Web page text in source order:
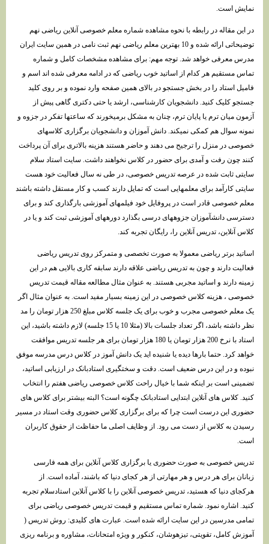
نمایش است.
در این مقاله در رابطه با نحوه مشاهده شماره معلم خصوصی آنلاین ریاضی نهم
توضیحاتی ارائه شده و 10 بهترین معلم ریاضی نهم ثبت نامی در همین سایت ایران
مدرس معرفی خواهد شد. توجه مهم: برای مشاهده مشخصات کامل و شماره
تماس مستقیم هر کدام از اساتید خوب ریاضی که در ادامه معرفی شده اند اسم و
فامیل استاد را در بخش جستجو در بالای همین صفحه وارد نموده و بر روی کلید
جستجو کلیک کنید. دانشجویان کارشناسی، ارشد یا حتی دکتری گاهی پیش از
آزمون میان ترم یا پایان ترم، چنان به مشکل برمیخورند که ساعتها تفکر در جزوه و
نمونه سوال هم کمکی نمیکند. دانش آموزان و دانشجویان برگزاری کلاسهای
خصوصی در منزل را ترجیح می دهند و حاضر هستند هزینه بالاتری برای آن پرداخت
کنند چون رفت و آمدی برای حضور در کلاس نخواهند داشت. سایت استاد سلام
سایتی ثابت شده در عرصه تدریس خصوصی، در طی نه سال فعالیت خود هست
سایتی کارآمد برای معلمهایی است که تمایل دارند کسب و کار مستقل داشته باشند
معلم خصوصی قادر است در پروفایل خود فیلمهای آموزشی بارگذاری کند و برای
دسترسی دانشآموزان جزوههای درسی بگذارد دورههای آموزشی ثبت کند و یا در
کلاس آنلاین، تدریس آنلاین را، رایگان تجربه کند.
اساتید برتر ریاضی معمولا به صورت تخصصی و متمرکز روی تدریس ریاضی
فعالیت دارند و چون به تدریس ریاضی علاقه دارند سابقه کاری بالایی هم در این
زمینه دارند و اساتید مجربی هستند. به عنوان مثال مطالعه مقاله قیمت تدریس
خصوصی ، هزینه کلاس خصوصی در این زمینه بسیار مفید است. به عنوان مثال اگر
یک معلم خصوصی مجرب و خوب برای یک جلسه کلاس مبلغ 250 هزار تومان را مد
نظر داشته باشد، اگر تعداد جلسات بالا (مثلا 10 یا 15 جلسه) لازم داشته باشید، این
استاد با نرخ 200 هزار تومان یا 180 هزار تومان برای هر جلسه تدریس موافقت
خواهد کرد. حتما بارها دیده یا شنیده اید یک دانش آموز در کلاس درس مدرسه موفق
نبوده و در این درس ضعیف است. دقت و سختگیری استادبانک در ارزیابی اساتید،
تضمینی است بر اینکه شما با خیال راحت کلاس خصوصی ریاضی هفتم را انتخاب
کنید. کلاس های آنلاین ابتدایی استادبانک چگونه است؟ البته بیشتر برای کلاس های
حضوری این درست است چرا که برای برگزاری کلاس حضوری وقت استاد در مسیر
رسیدن به کلاس از دست می رود. از وظایف اصلی ما حفاظت از حقوق کاربران
است.
تدریس خصوصی به صورت حضوری یا برگزاری کلاس آنلاین برای همه فارسی
زبانان برای هر درس و هر مهارتی از هر کجای دنیا که باشند، آماده است. از
هرکجای دنیا که هستید، تدریس خصوصی آنلاین را با کلاس آنلاین استادسلام تجربه
کنید. اشاره نمود. شماره تماس مستقیم و قیمت تدریس خصوصی ریاضی برای
تمامی مدرسین در این سایت ارائه شده است. عبارت های کلیدی: روش تدریس (
آموزش کامل، تقویتی، تیزهوشان، کنکور و ویژه امتحانات، مشاوره و برنامه ریزی